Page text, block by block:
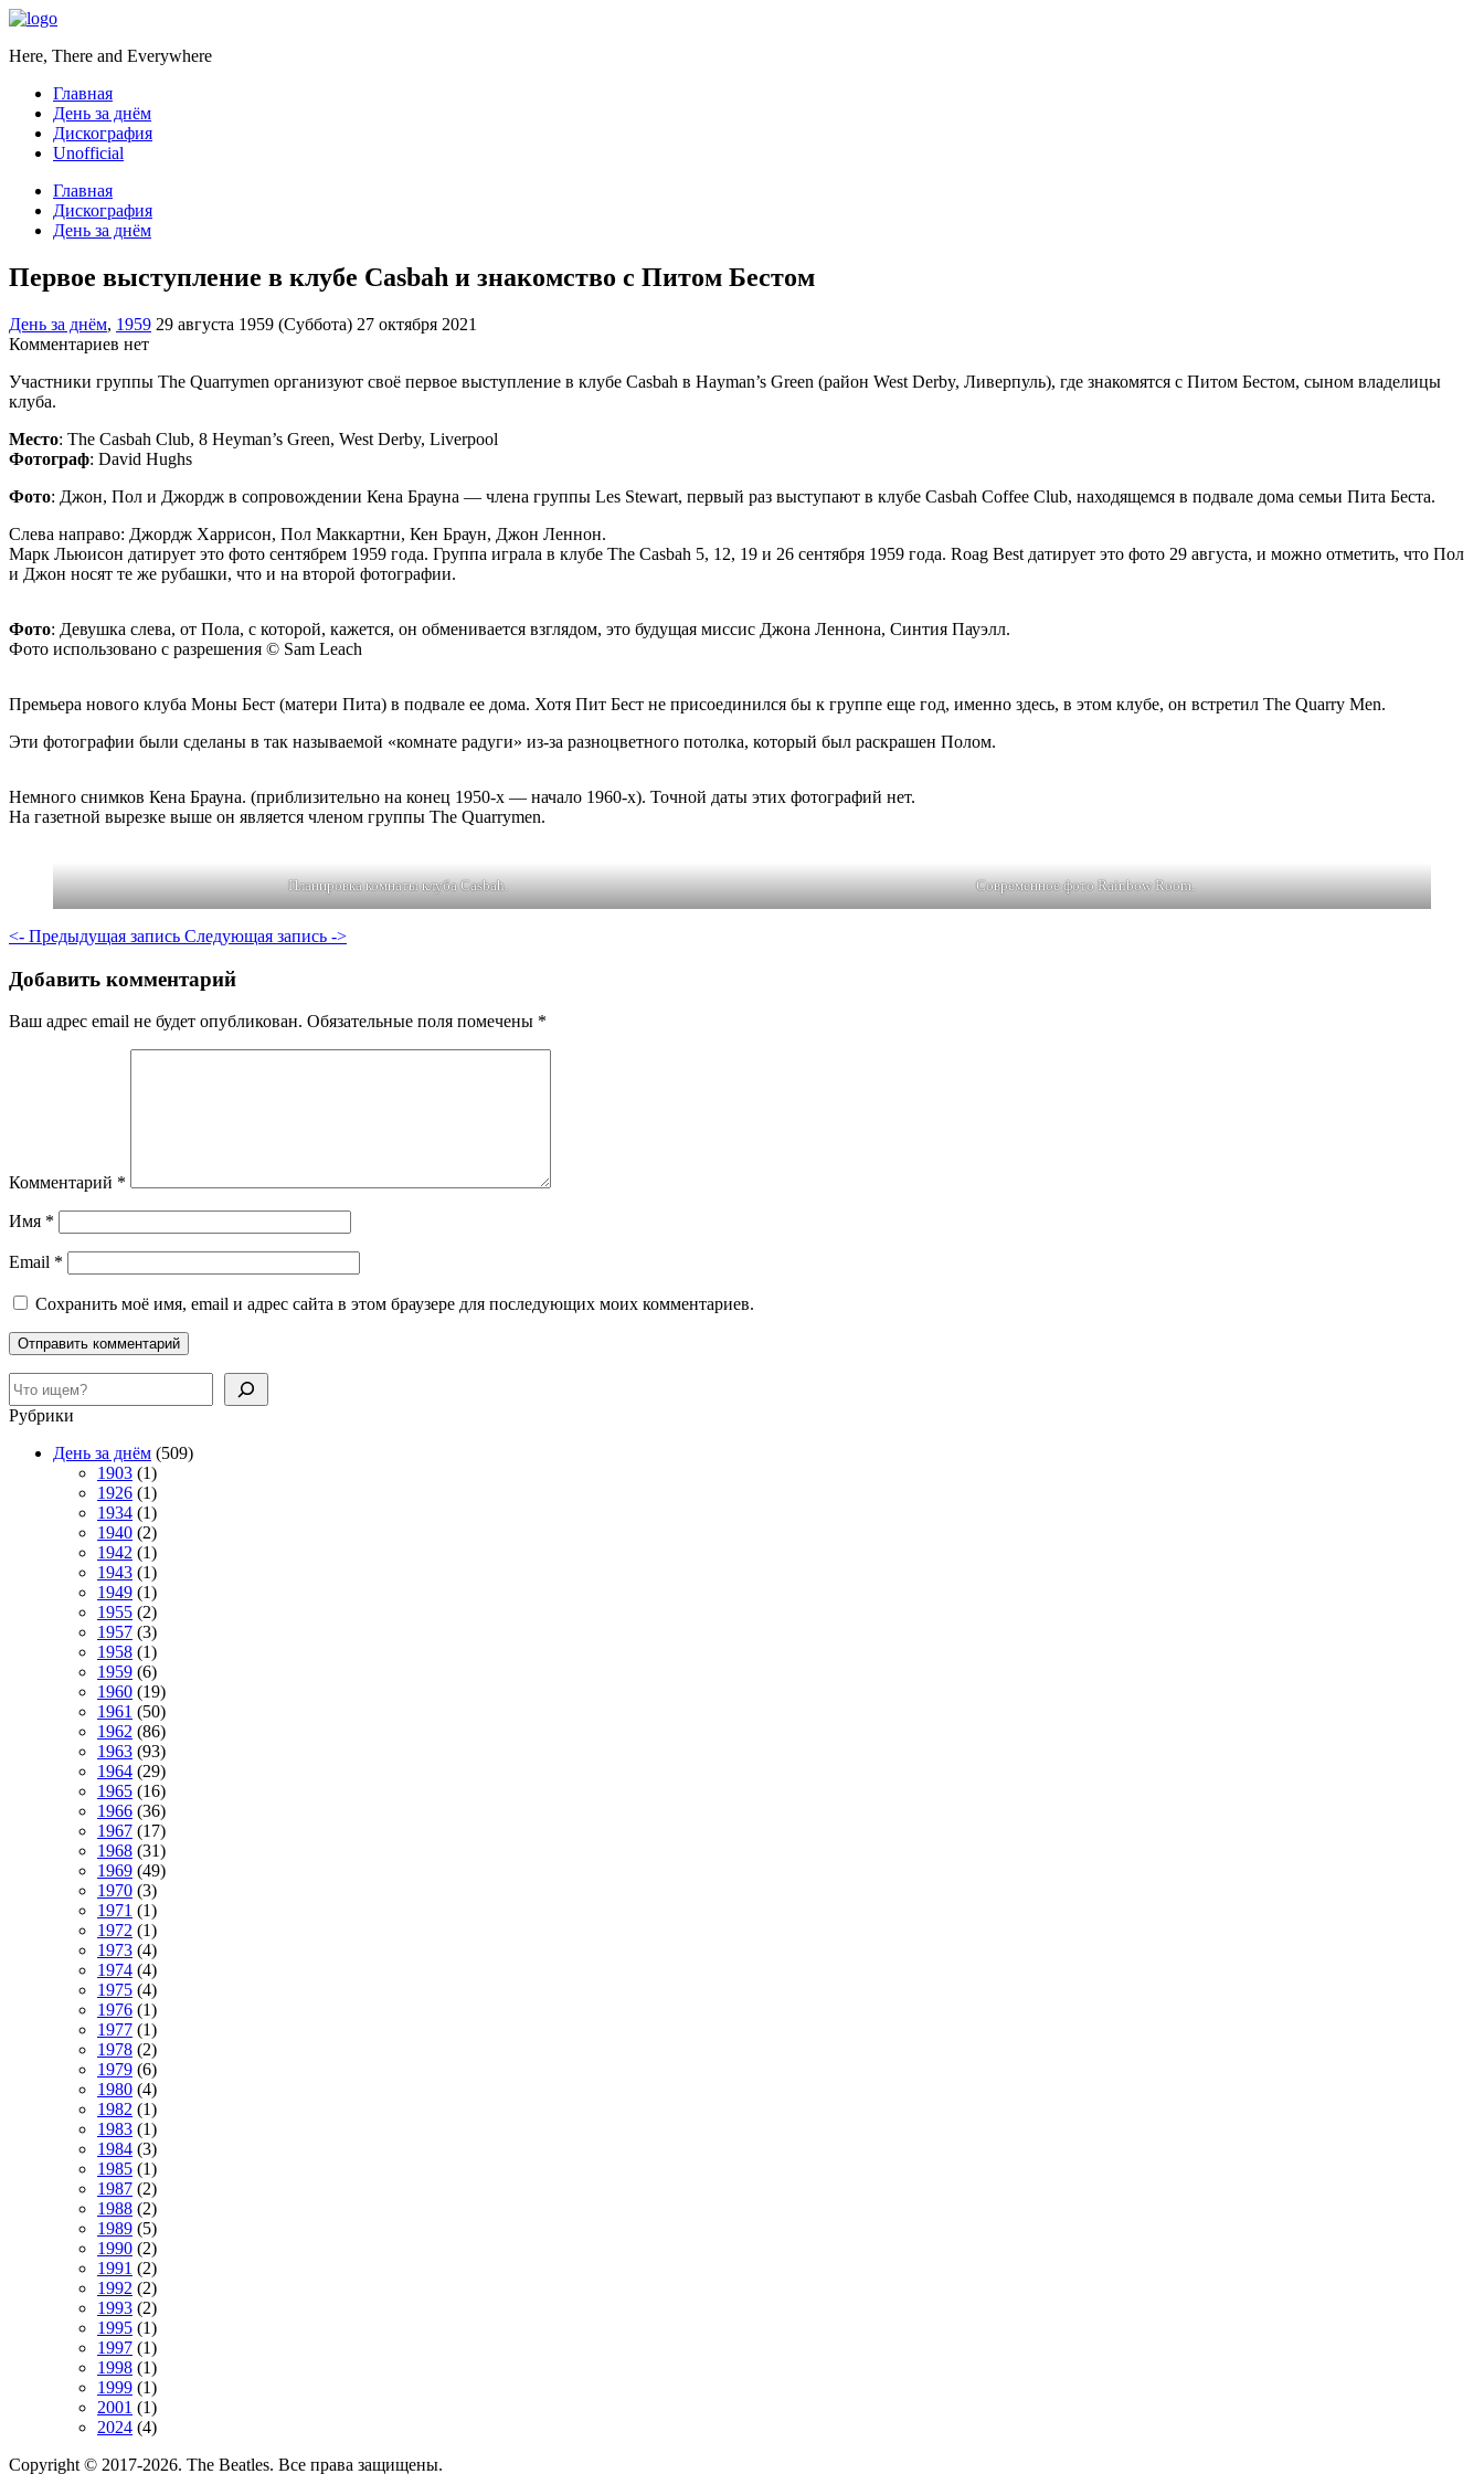
Here, There and Everywhere
Главная
День за днём
Дискография
Unofficial
Главная
Дискография
День за днём
Первое выступление в клубе Casbah и знакомство с Питом Бестом
День за днём, 1959 29 августа 1959 (Суббота) 27 октября 2021
Комментариев нет
Участники группы The Quarrymen организуют своё первое выступление в клубе Casbah в Hayman’s Green (район West Derby, Ливерпуль), где знакомятся с Питом Бестом, сыном владелицы
клуба.
Место: The Casbah Club, 8 Heyman’s Green, West Derby, Liverpool
Фотограф: David Hughs
Фото: Джон, Пол и Джордж в сопровождении Кена Брауна — члена группы Les Stewart, первый раз выступают в клубе Casbah Coffee Club, находящемся в подвале дома семьи Пита Беста.
Слева направо: Джордж Харрисон, Пол Маккартни, Кен Браун, Джон Леннон.
Марк Льюисон датирует это фото сентябрем 1959 года. Группа играла в клубе The Casbah 5, 12, 19 и 26 сентября 1959 года. Roag Best датирует это фото 29 августа, и можно отметить, что Пол
и Джон носят те же рубашки, что и на второй фотографии.
Фото: Девушка слева, от Пола, с которой, кажется, он обменивается взглядом, это будущая миссис Джона Леннона, Синтия Пауэлл.
Фото использовано с разрешения © Sam Leach
Премьера нового клуба Моны Бест (матери Пита) в подвале ее дома. Хотя Пит Бест не присоединился бы к группе еще год, именно здесь, в этом клубе, он встретил The Quarry Men.
Эти фотографии были сделаны в так называемой «комнате радуги» из-за разноцветного потолка, который был раскрашен Полом.
Немного снимков Кена Брауна. (приблизительно на конец 1950-х — начало 1960-х). Точной даты этих фотографий нет.
На газетной вырезке выше он является членом группы The Quarrymen.
Планировка комнаты клуба Casbah. Современное фото Rainbow Room.
<- Предыдущая запись Следующая запись ->
Добавить комментарий
Ваш адрес email не будет опубликован. Обязательные поля помечены *
Комментарий *
Имя *
Email *
Сохранить моё имя, email и адрес сайта в этом браузере для последующих моих комментариев.
Поиск
Рубрики
День за днём (509)
1903 (1)
1926 (1)
1934 (1)
1940 (2)
1942 (1)
1943 (1)
1949 (1)
1955 (2)
1957 (3)
1958 (1)
1959 (6)
1960 (19)
1961 (50)
1962 (86)
1963 (93)
1964 (29)
1965 (16)
1966 (36)
1967 (17)
1968 (31)
1969 (49)
1970 (3)
1971 (1)
1972 (1)
1973 (4)
1974 (4)
1975 (4)
1976 (1)
1977 (1)
1978 (2)
1979 (6)
1980 (4)
1982 (1)
1983 (1)
1984 (3)
1985 (1)
1987 (2)
1988 (2)
1989 (5)
1990 (2)
1991 (2)
1992 (2)
1993 (2)
1995 (1)
1997 (1)
1998 (1)
1999 (1)
2001 (1)
2024 (4)
Copyright © 2017-2026. The Beatles. Все права защищены.